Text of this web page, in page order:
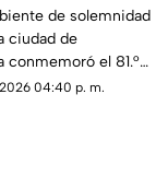
potencias el
nuclear
de solemnidad
ciudad de
conmemoró el 81.°
del devastador
04:40 p. m.